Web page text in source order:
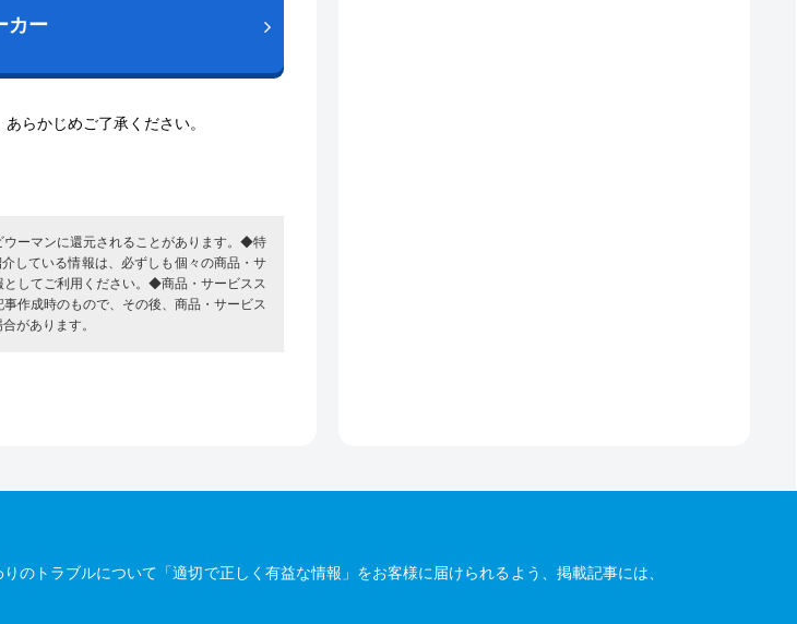
カー
らかじめご了承ください。
ーマンに還元されることがあります。◆特
している情報は、必ずしも個々の商品・サ
してご利用ください。◆商品・サービスス
作成時のもので、その後、商品・サービス
があります。
トラブルについて「適切で正しく有益な情報」をお客様に届けられるよう、掲載記事には、